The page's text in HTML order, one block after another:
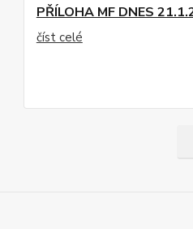
PŘÍLOHA MF DNES
číst celé